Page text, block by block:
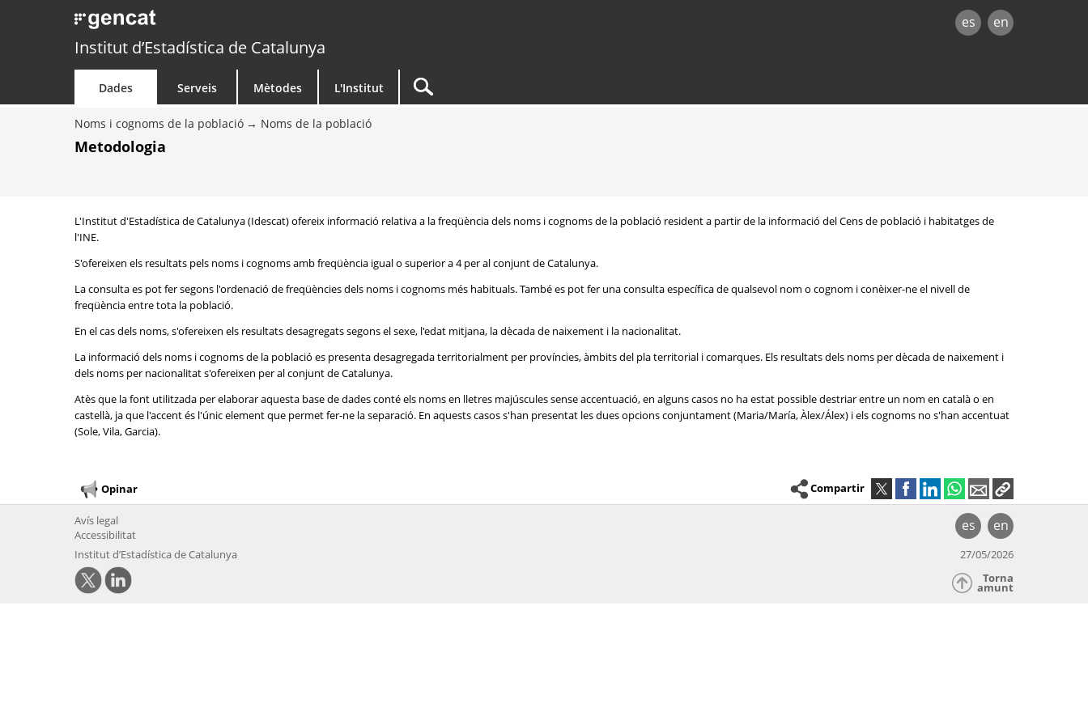
es en
Institut d’Estadística de Catalunya
Dades Serveis Mètodes L'Institut
Noms i cognoms de la població Noms de la població
Metodologia
L'Institut d'Estadística de Catalunya (Idescat) ofereix informació relativa a la freqüència dels noms i cognoms de la població resident a partir de la informació del Cens de població i habitatges de
l'INE.
S'ofereixen els resultats pels noms i cognoms amb freqüència igual o superior a 4 per al conjunt de Catalunya.
La consulta es pot fer segons l'ordenació de freqüències dels noms i cognoms més habituals. També es pot fer una consulta específica de qualsevol nom o cognom i conèixer-ne el nivell de
freqüència entre tota la població.
En el cas dels noms, s'ofereixen els resultats desagregats segons el sexe, l'edat mitjana, la dècada de naixement i la nacionalitat.
La informació dels noms i cognoms de la població es presenta desagregada territorialment per províncies, àmbits del pla territorial i comarques. Els resultats dels noms per dècada de naixement i
dels noms per nacionalitat s'ofereixen per al conjunt de Catalunya.
Atès que la font utilitzada per elaborar aquesta base de dades conté els noms en lletres majúscules sense accentuació, en alguns casos no ha estat possible destriar entre un nom en català o en
castellà, ja que l'accent és l'únic element que permet fer-ne la separació. En aquests casos s'han presentat les dues opcions conjuntament (Maria/María, Àlex/Álex) i els cognoms no s'han accentuat
(Sole, Vila, Garcia).
Opinar Compartir
es en
Avís legal
Accessibilitat
Institut d’Estadística de Catalunya
27/05/2026
Torna
amunt